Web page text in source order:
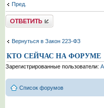
Пред.
Комментировать
Вернуться в Закон 223-ФЗ
КТО СЕЙЧАС НА ФОРУМЕ
Зарегистрированные пользователи:
Список форумов